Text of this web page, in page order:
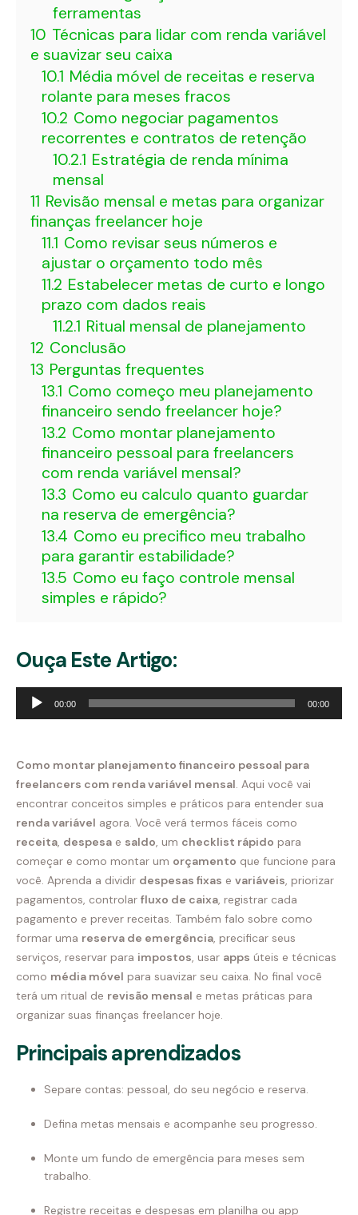
ferramentas
10 Técnicas para lidar com renda variável
e suavizar seu caixa
10.1 Média móvel de receitas e reserva
rolante para meses fracos
10.2 Como negociar pagamentos
recorrentes e contratos de retenção
10.2.1 Estratégia de renda mínima
mensal
11 Revisão mensal e metas para organizar
finanças freelancer hoje
11.1 Como revisar seus números e
ajustar o orçamento todo mês
11.2 Estabelecer metas de curto e longo
prazo com dados reais
11.2.1 Ritual mensal de planejamento
12 Conclusão
13 Perguntas frequentes
13.1 Como começo meu planejamento
financeiro sendo freelancer hoje?
13.2 Como montar planejamento
financeiro pessoal para freelancers
com renda variável mensal?
13.3 Como eu calculo quanto guardar
na reserva de emergência?
13.4 Como eu precifico meu trabalho
para garantir estabilidade?
13.5 Como eu faço controle mensal
simples e rápido?
Ouça Este Artigo:
Tocador
00:00 00:00
Como montar planejamento financeiro pessoal para
freelancers com renda variável mensal. Aqui você vai
encontrar conceitos simples e práticos para entender sua
renda variável agora. Você verá termos fáceis como
receita, despesa e saldo, um checklist rápido para
começar e como montar um orçamento que funcione para
você. Aprenda a dividir despesas fixas e variáveis, priorizar
pagamentos, controlar fluxo de caixa, registrar cada
pagamento e prever receitas. Também falo sobre como
formar uma reserva de emergência, precificar seus
serviços, reservar para impostos, usar apps úteis e técnicas
como média móvel para suavizar seu caixa. No final você
terá um ritual de revisão mensal e metas práticas para
organizar suas finanças freelancer hoje.
Principais aprendizados
Separe contas: pessoal, do seu negócio e reserva.
Defina metas mensais e acompanhe seu progresso.
Monte um fundo de emergência para meses sem
trabalho.
Registre receitas e despesas em planilha ou app